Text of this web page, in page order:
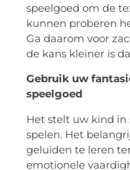
speelgoed om de
kunnen proberen
Ga daarom voor
de kans kleiner is
Gebruik uw
speelgoed
Het stelt uw kind
spelen. Het
geluiden te leren
emotionele